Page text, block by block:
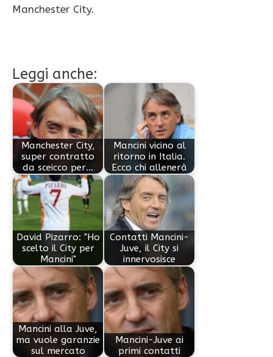
Manchester City.
Leggi anche:
Manchester City,
super contratto
da sceicco per…
Mancini vicino al
ritorno in Italia.
Ecco chi allenerà
David Pizarro: "Ho
scelto il City per
Mancini"
Contatti Mancini-
Juve, il City si
innervosisce
Mancini alla Juve,
ma vuole garanzie
sul mercato
Mancini-Juve ai
primi contatti